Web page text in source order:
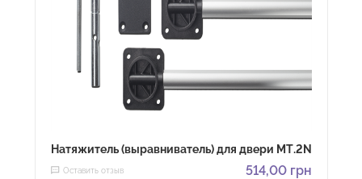
Натяжитель (выравниватель) для двери МТ.2N
Оставить отзыв 514,00 грн